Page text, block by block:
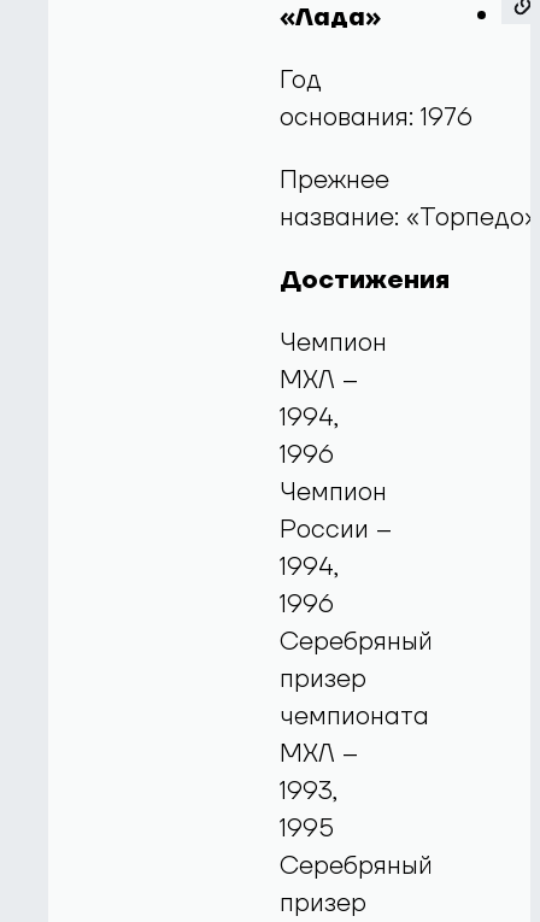
«Лада»
Год
основания: 1976
Прежнее
название: «Торпедо»
Достижения
Чемпион
МХЛ –
1994,
1996
Чемпион
России –
1994,
1996
Серебряный
призер
чемпионата
МХЛ –
1993,
1995
Серебряный
призер